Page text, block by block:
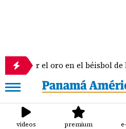
por el oro en el béisbol de los
videos premium